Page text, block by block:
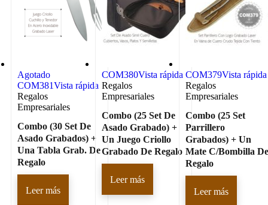
Agotado
COM381Vista rápida
Regalos
Empresariales
Combo (30 Set De
Asado Grabados) +
Una Tabla Grab. De
Regalo
Leer más
COM380Vista rápida
Regalos
Empresariales
Combo (25 Set De
Asado Grabado) +
Un Juego Criollo
Grabado De Regalo
Leer más
COM379Vista rápida
Regalos
Empresariales
Combo (25 Set
Parrillero
Grabados) + Un
Mate C/Bombilla
Regalo
Leer más